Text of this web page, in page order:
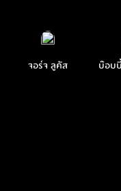
จอร์จ ลูคัส บ๊อบ